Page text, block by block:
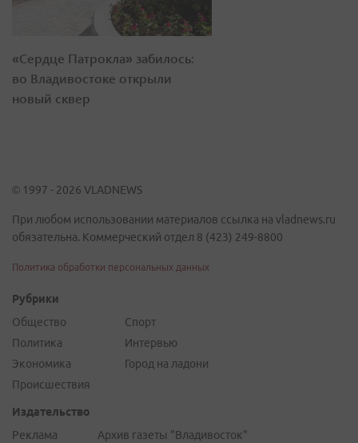
«Сердце Патрокла» забилось:
во Владивостоке открыли
новый сквер
© 1997 - 2026 VLADNEWS
При любом использовании материалов ссылка на vladnews.ru
обязательна. Коммерческий отдел 8 (423) 249-8800
Политика обработки персональных данных
Рубрики
Общество
Политика
Экономика
Происшествия
Спорт
Интервью
Город на ладони
Издательство
Реклама
Архив газеты "Владивосток"